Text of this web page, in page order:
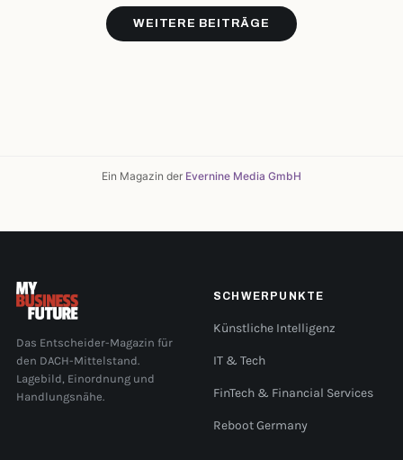
WEITERE BEITRÄGE
Ein Magazin der Evernine Media GmbH
Das Entscheider-Magazin für
den DACH-Mittelstand.
Lagebild, Einordnung und
Handlungsnähe.
SCHWERPUNKTE
Künstliche Intelligenz
IT & Tech
FinTech & Financial Services
Reboot Germany